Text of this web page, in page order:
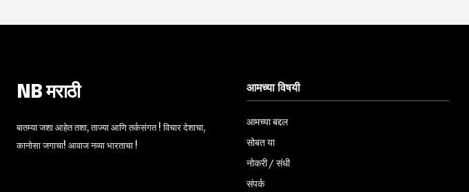
NB मराठी
बातम्या जशा आहेत तशा, ताज्या आणि तर्कसंगत ! विचार देशाचा,
कानोसा जगाचा! आवाज नव्या भारताचा !
आमच्या विषयी
आमच्या बद्दल
सोबत या
नोकरी / संधी
संपर्क